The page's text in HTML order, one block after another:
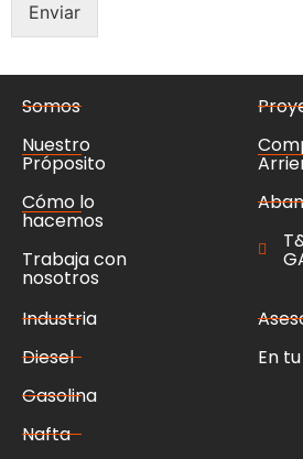
Enviar
Somos
Nuestro
Próposito
Cómo lo
hacemos
Trabaja con
nosotros
Industria
Diesel
Gasolina
Nafta
En